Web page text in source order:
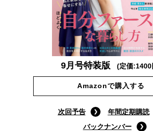
9月号特装版 (定価:1400
Amazonで購入する
次回予告
年間定期購読
バックナンバー